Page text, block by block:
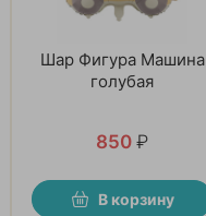
Шар Фигура Машина
голубая
850 ₽
В корзину